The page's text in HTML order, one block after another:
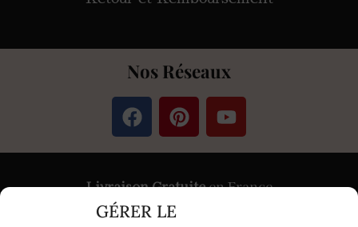
GÉRER LE
Nos Réseaux
Livraison Gratuiteen France
PaiementSécurisépar Stripe &